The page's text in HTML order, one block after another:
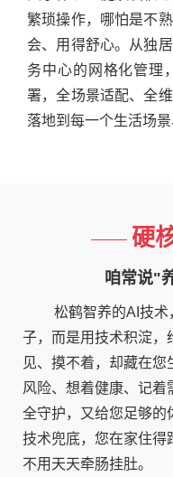
繁琐操作，哪怕是不
会、用得舒心。从独
务中心的网格化管理
署，全场景适配、全
落地到每一个生活场
硬
咱常说"
松鹤智养的AI技
子，而是用技术积淀，
见、摸不着，却藏在
风险、想着健康、记着
全守护，又给您足够的
技术兜底，您在家住得
不用天天牵肠挂肚。